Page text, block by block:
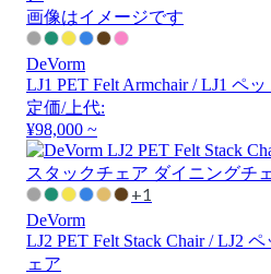
画像はイメージです
DeVorm
LJ1 PET Felt Armchair / LJ1 ペ
定価/上代:
¥98,000 ~
+1
DeVorm
LJ2 PET Felt Stack Chair / LJ2
ェア